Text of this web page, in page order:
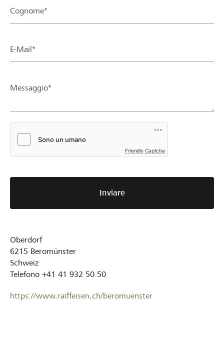
Cognome*
E-Mail*
Messaggio*
Friendly Captcha
Inviare
Oberdorf
6215 Beromünster
Schweiz
Telefono +41 41 932 50 50
https://www.raiffeisen.ch/beromuenster